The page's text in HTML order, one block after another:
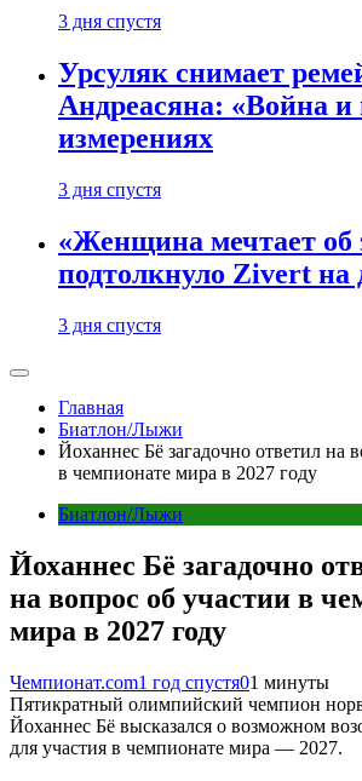
3 дня спустя
Урсуляк снимает
Андреасяна: «Война и
измерениях
3 дня спустя
«Женщина мечтает об
подтолкнуло Zivert на
3 дня спустя
Главная
Биатлон/Лыжи
Йоханнес Бё загадочно ответил на
в чемпионате мира в 2027 году
Биатлон/Лыжи
Йоханнес Бё загадочно
на вопрос об участии в
мира в 2027 году
Чемпионат.com1 год спустя01 минуты
Пятикратный олимпийский чемпион
Йоханнес Бё высказался о возможном
для участия в чемпионате мира — 2027.